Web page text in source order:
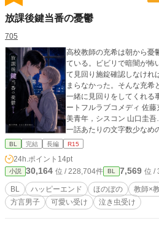
放課後鍵当番の憂鬱
705
高校教師の充希は朝から憂
ている。ビビリで暗闇が怖
て見回り施錠確認しなけれ
まらなかった。そんな充希
一緒に見回りをしてくれる事になり… 新卒
ートフルラブコメディ 佐藤充希…小柄童顔色素薄い美少女顔
美青年，シスコン 山口圭吾
一話あたりの文字数少なめ
投稿しています。
BL 完結 長編 R15
24h.ポイント 14pt
小説 30,164 位 / 228,704件 BL 7,569 位 /
BL ハッピーエンド ほのぼの 教師×
方言男子
可愛い受け 泣き虫受け